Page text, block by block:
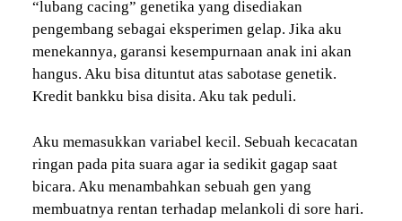
“lubang cacing” genetika yang disediakan
pengembang sebagai eksperimen gelap. Jika aku
menekannya, garansi kesempurnaan anak ini akan
hangus. Aku bisa dituntut atas sabotase genetik.
Kredit bankku bisa disita. Aku tak peduli.
Aku memasukkan variabel kecil. Sebuah kecacatan
ringan pada pita suara agar ia sedikit gagap saat
bicara. Aku menambahkan sebuah gen yang
membuatnya rentan terhadap melankoli di sore hari.